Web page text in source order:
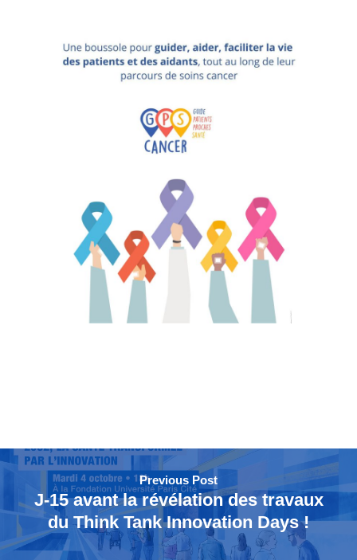
Previous Post
J-15 avant la révélation des travaux
du Think Tank Innovation Days !